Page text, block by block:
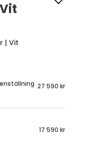
| Vit
27 590 kr
17 590 kr